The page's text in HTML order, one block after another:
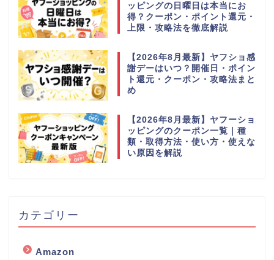
ッピングの日曜日は本当にお
得？クーポン・ポイント還元・
上限・攻略法を徹底解説
【2026年8月最新】ヤフショ感
謝デーはいつ？開催日・ポイン
ト還元・クーポン・攻略法まと
め
【2026年8月最新】ヤフーショ
ッピングのクーポン一覧｜種
類・取得方法・使い方・使えな
い原因を解説
カテゴリー
Amazon